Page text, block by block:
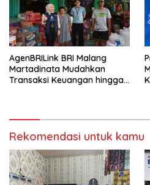
AgenBRILink BRI Malang
Martadinata Mudahkan
Transaksi Keuangan hingga
Rekomendasi untuk kamu